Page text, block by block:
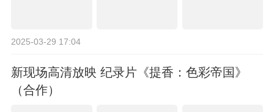
2025-03-29 17:04
新现场高清放映 纪录片《提香：色彩帝国》
（合作）